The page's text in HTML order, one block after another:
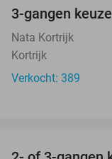
3-gangen
Nata Kortrijk
Kortrijk
Verkocht: 389